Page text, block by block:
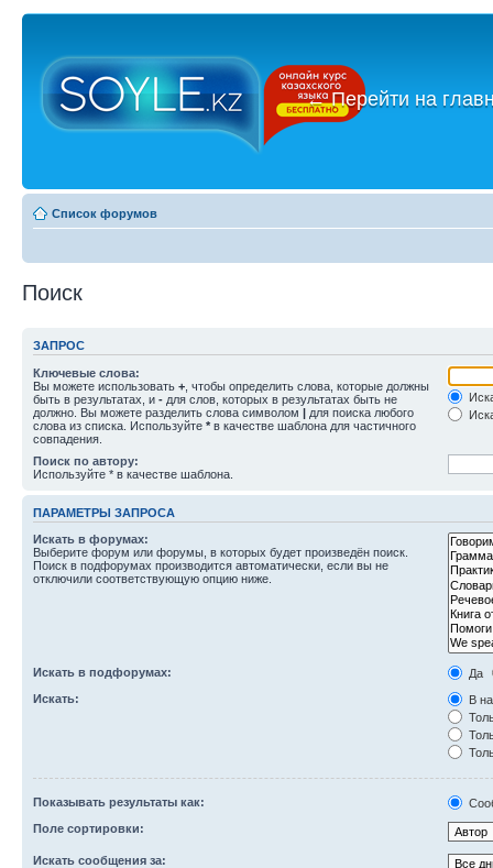
←Перейти на
Список форумов
Поиск
ЗАПРОС
Ключевые слова:
Вы можете использовать + , чтобы определить слова, которые должны
быть в результатах, и - для слов, которых в результатах быть не
должно. Вы можете разделить слова символом | для поиска любого
слова из списка. Используйте * в качестве шаблона для частичного
совпадения.
Поиск по автору:
Используйте * в качестве шаблона.
ПАРАМЕТРЫ ЗАПРОСА
Искать в форумах:
Выберите форум или форумы, в которых будет произведён поиск.
Поиск в подфорумах производится автоматически, если вы не
отключили соответствующую опцию ниже.
Искать в подфорумах:
Да
Искать:
В
Показывать результаты как:
Поле сортировки:
Искать сообщения за: